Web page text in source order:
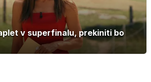
v superfinalu, prekiniti bo